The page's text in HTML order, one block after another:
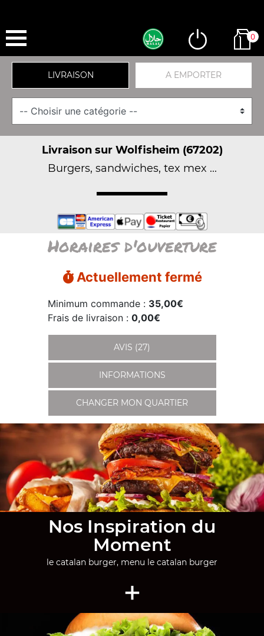
0
LIVRAISON A EMPORTER
Livraison sur Wolfisheim (67202)
Burgers, sandwiches, tex mex ...
Horaires d'ouverture
Actuellement fermé
Minimum commande : 35,00€
Frais de livraison : 0,00€
AVIS (27)
INFORMATIONS
CHANGER MON QUARTIER
Nos Inspiration du
Moment
le catalan burger, menu le catalan burger
+